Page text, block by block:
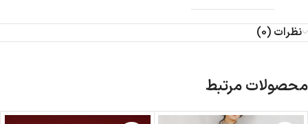
نظرات (0)
محصولات مرتبط